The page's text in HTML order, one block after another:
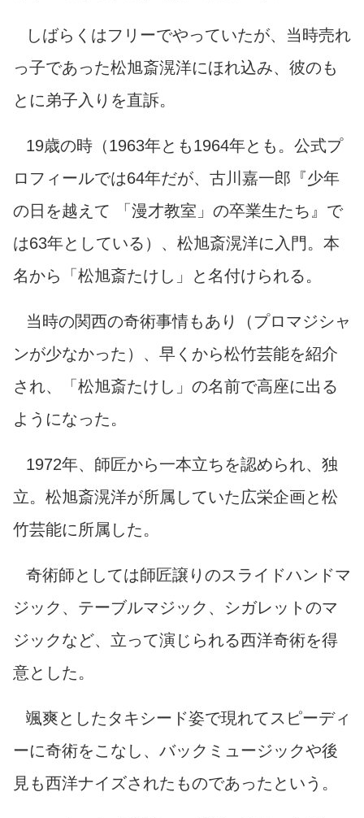
しばらくはフリーでやっていたが、当時売れ
っ子であった松旭斎滉洋にほれ込み、彼のも
とに弟子入りを直訴。
19歳の時（1963年とも1964年とも。公式プ
ロフィールでは64年だが、古川嘉一郎『少年
の日を越えて 「漫才教室」の卒業生たち』で
は63年としている）、松旭斎滉洋に入門。本
名から「松旭斎たけし」と名付けられる。
当時の関西の奇術事情もあり（プロマジシャ
ンが少なかった）、早くから松竹芸能を紹介
され、「松旭斎たけし」の名前で高座に出る
ようになった。
1972年、師匠から一本立ちを認められ、独
立。 松旭斎滉洋が所属していた広栄企画と松
竹芸能に所属した。
奇術師としては師匠譲りのスライドハンドマ
ジック、テーブルマジック、シガレットのマ
ジックなど、立って演じられる西洋奇術を得
意とした。
颯爽としたタキシード姿で現れてスピーディ
ーに奇術をこなし、バックミュージックや後
見も西洋ナイズされたものであったという。